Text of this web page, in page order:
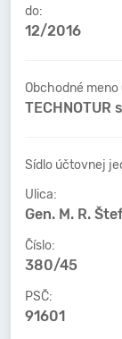
do:
12/2016
Obchodné
TECHNOTUR
Sídlo účtovnej
Ulica:
Gen. M. R.
Číslo:
380/45
PSČ:
91601